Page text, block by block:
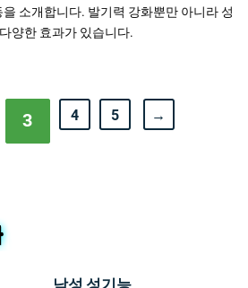
소개합니다. 발기력 강화뿐만 아니라 성
양한 효과가 있습니다.
3 4 5 →
남성 성기능